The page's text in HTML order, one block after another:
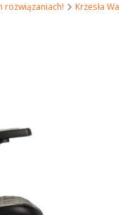
Krzesła